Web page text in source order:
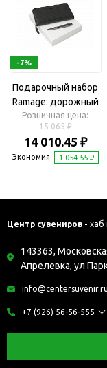
-7%
Подарочный набор
Ramage: дорожный
кошелек, ручка
шариковая
Розничная цена:
15 065 ₽
14 010.45 ₽
Экономия: 1 054.55 ₽
Центр сувениров - хаб
143363,
Апрелевка, ул
info@centersuvenir.ru
+7 (926) 56-56-555